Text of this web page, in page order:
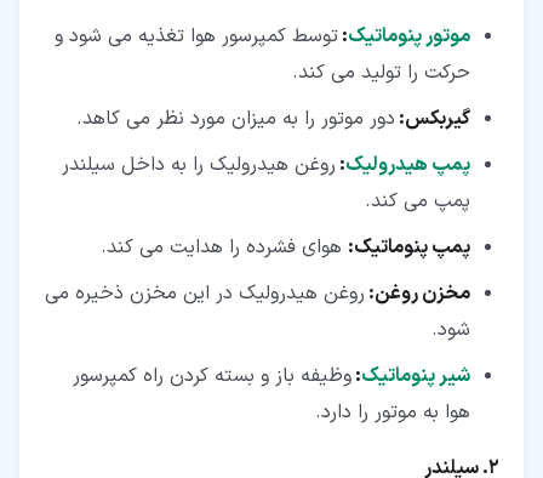
موتور پنوماتیک:توسط کمپرسور هوا تغذیه می شود و
حرکت را تولید می کند.
گیربکس: دور موتور را به میزان مورد نظر می کاهد.
پمپ هیدرولیک: روغن هیدرولیک را به داخل سیلندر
پمپ می کند.
پمپ پنوماتیک: هوای فشرده را هدایت می کند.
مخزن روغن: روغن هیدرولیک در این مخزن ذخیره می
شود.
شیر پنوماتیک:وظیفه باز و بسته کردن راه کمپرسور
هوا به موتور را دارد.
2. سیلندر